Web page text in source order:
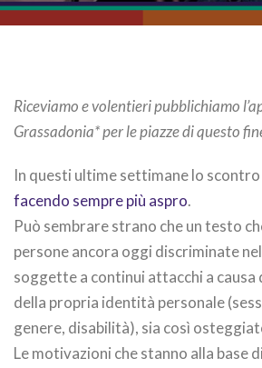
Riceviamo e volentieri pubblichiamo
Grassadonia* per le piazze di questo
In questi ultime settimane lo scontro
facendo sempre più aspro.
Può sembrare strano che un testo
persone ancora oggi discriminate
soggette a continui attacchi a causa
della propria identità personale
genere, disabilità), sia così
Le motivazioni che stanno alla base